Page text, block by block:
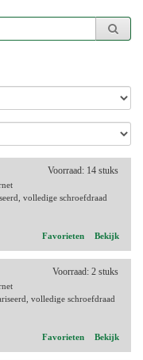
Voorraad: 14 stuks
volledige schroefdraad
Favorieten Bekijk
Voorraad: 2 stuks
volledige schroefdraad
Favorieten Bekijk